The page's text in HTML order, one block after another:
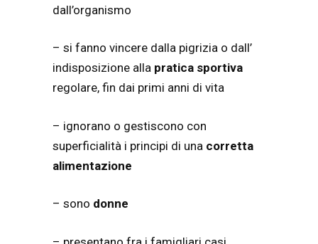
dall’organismo
– si fanno vincere dalla pigrizia o dall’
indisposizione alla pratica sportiva
regolare, fin dai primi anni di vita
– ignorano o gestiscono con
superficialità i principi di una corretta
alimentazione
– sono donne